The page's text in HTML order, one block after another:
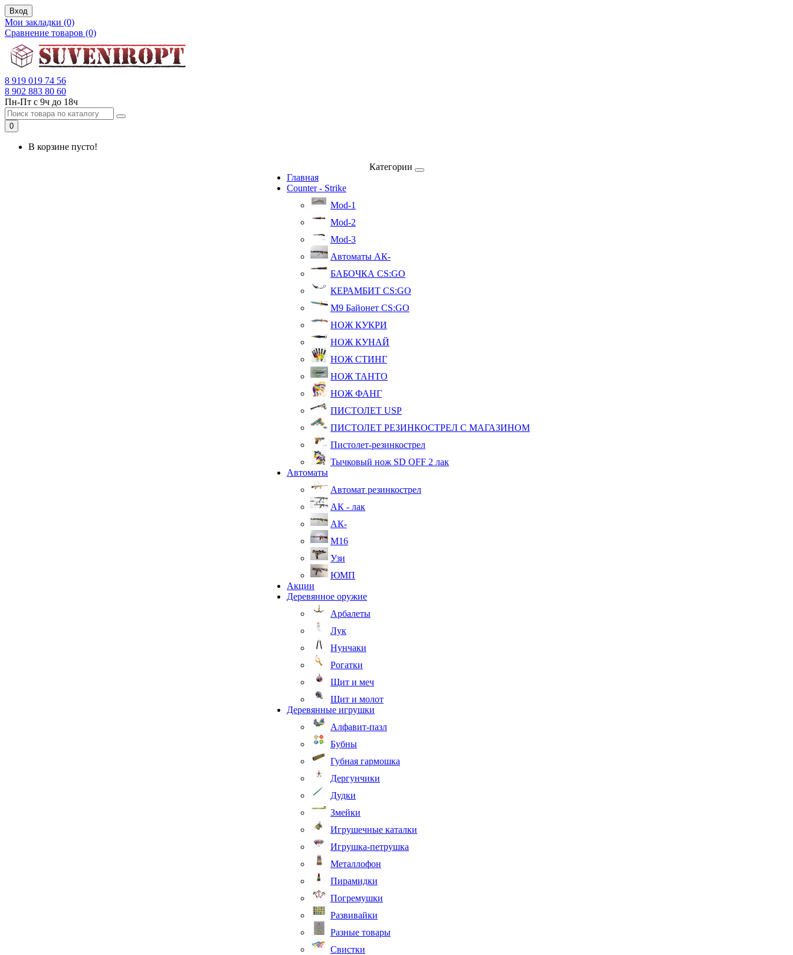
Вход
Мои закладки (0)
Сравнение товаров (0)
8 919 019 74 56
8 902 883 80 60
Пн-Пт с 9ч до 18ч
0
В корзине пусто!
Категории
Главная
Counter - Strike
Mod-1
Mod-2
Mod-3
Автоматы АК-
БАБОЧКА CS:GO
КЕРАМБИТ CS:GO
М9 Байонет CS:GO
НОЖ КУКРИ
НОЖ КУНАЙ
НОЖ СТИНГ
НОЖ ТАНТО
НОЖ ФАНГ
ПИСТОЛЕТ USP
ПИСТОЛЕТ РЕЗИНКОСТРЕЛ С МАГАЗИНОМ
Пистолет-резинкострел
Тычковый нож SD OFF 2 лак
Автоматы
Автомат резинкострел
АК - лак
АК-
М16
Узи
ЮМП
Акции
Деревянное оружие
Арбалеты
Лук
Нунчаки
Рогатки
Щит и меч
Щит и молот
Деревянные игрушки
Алфавит-пазл
Бубны
Губная гармошка
Дергунчики
Дудки
Змейки
Игрушечные каталки
Игрушка-петрушка
Металлофон
Пирамидки
Погремушки
Развивайки
Разные товары
Свистки